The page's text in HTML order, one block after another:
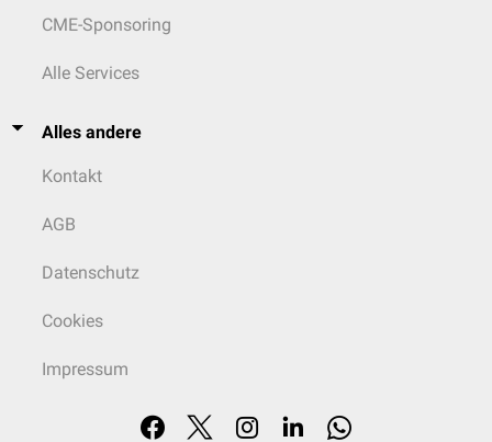
CME-Sponsoring
Alle Services
Alles andere
Kontakt
AGB
Datenschutz
Cookies
Impressum